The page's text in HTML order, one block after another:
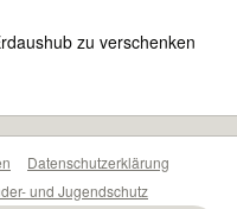
zu verschenken
Datenschutzerklärung
und Jugendschutz